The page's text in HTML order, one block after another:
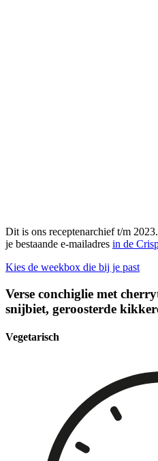
Dit is ons receptenarchief t/m
je bestaande e-mailadres in de
Kies de weekbox die bij je past
Verse conchiglie met
snijbiet, geroosterde
Vegetarisch